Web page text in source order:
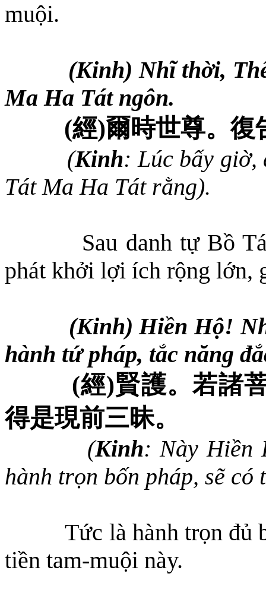
muội.
(Kinh) Nhĩ thời,
Ma Ha Tát ngôn.
(經)爾時世尊。復
(Kinh: Lúc bấy giờ,
Tát Ma Ha Tát rằng).
Sau danh tự Bồ
phát khởi lợi ích rộng lớn,
(Kinh) Hiền Hộ!
hành tứ pháp, tắc năng
(經)賢護。若諸
得是現前三昧。
(Kinh: Này Hiền
hành trọn bốn pháp, sẽ
Tức là hành trọn đủ
tiền tam-muội này.